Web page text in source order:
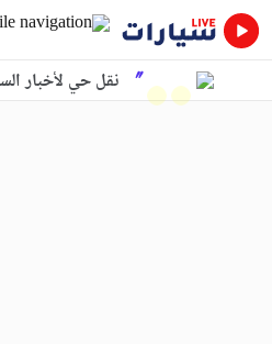
نقل حي لأخبار